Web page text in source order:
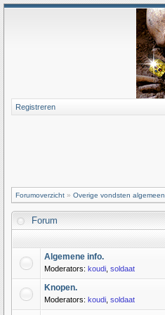
Registreren
Forumoverzicht » Overige vondsten algemeen
Forum
Algemene info.
Moderators: koudi soldaat
Knopen.
Moderators: koudi soldaat